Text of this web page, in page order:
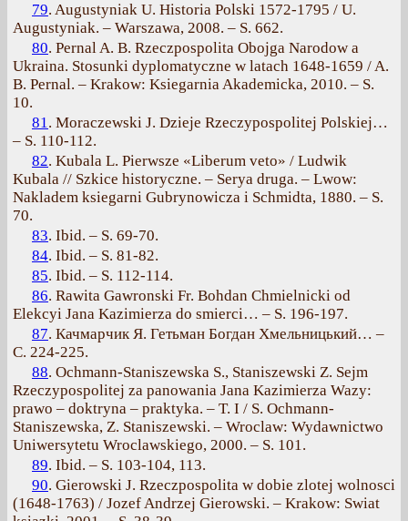
79. Augustyniak U. Historia Polski 1572-1795 / U.
Augustyniak. – Warszawa, 2008. – S. 662.
80. Pernal A. B. Rzeczpospolita Obojga Narodow a
Ukraina. Stosunki dyplomatyczne w latach 1648-1659 / A.
B. Pernal. – Krakow: Ksiegarnia Akademicka, 2010. – S.
10.
81. Moraczewski J. Dzieje Rzeczypospolitej Polskiej…
– S. 110-112.
82. Kubala L. Pierwsze «Liberum veto» / Ludwik
Kubala // Szkice historyczne. – Serya druga. – Lwow:
Nakladem ksiegarni Gubrynowicza i Schmidta, 1880. – S.
70.
83. Ibid. – S. 69-70.
84. Ibid. – S. 81-82.
85. Ibid. – S. 112-114.
86. Rawita Gawronski Fr. Bohdan Chmielnicki od
Elekcyi Jana Kazimierza do smierci… – S. 196-197.
87. Качмарчик Я. Гетьман Богдан Хмельницький… –
C. 224-225.
88. Ochmann-Staniszewska S., Staniszewski Z. Sejm
Rzeczypospolitej za panowania Jana Kazimierza Wazy:
prawo – doktryna – praktyka. – T. I / S. Ochmann-
Staniszewska, Z. Staniszewski. – Wroclaw: Wydawnictwo
Uniwersytetu Wroclawskiego, 2000. – S. 101.
89. Ibid. – S. 103-104, 113.
90. Gierowski J. Rzeczpospolita w dobie zlotej wolnosci
(1648-1763) / Jozef Andrzej Gierowski. – Krakow: Swiat